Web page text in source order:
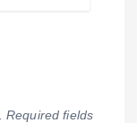
Required fields